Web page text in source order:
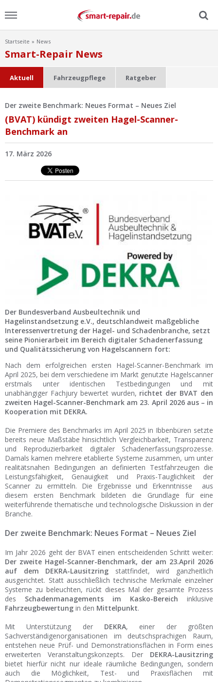
Home
Ratgeber
FAQ
Ist Ihre Werkstatt schon dabei?
Kostenlos eintragen
Werkstatt Login
Startseite News
Smart-Repair News
Aktuell Fahrzeugpflege Ratgeber
Der zweite Benchmark: Neues Format – Neues Ziel
(BVAT) kündigt zweiten Hagel-Scanner-
Benchmark an
17. März 2026
Der Bundesverband Ausbeultechnik und
Hagelinstandsetzung e.V., deutschlandweit maßgebliche
Interessenvertretung der Hagel- und Schadenbranche, setzt
seine Pionierarbeit im Bereich digitaler Schadenerfassung
und Qualitätssicherung von Hagelscannern fort:
Nach dem erfolgreichen ersten Hagel-Scanner-Benchmark im
April 2025, bei dem verschiedene im Markt genutzte Hagelscanner
erstmals unter identischen Testbedingungen und mit
unabhängiger Fachjury bewertet wurden, richtet der BVAT den
zweiten Hagel-Scanner-Benchmark am 23. April 2026 aus – in
Kooperation mit DEKRA.
Die Premiere des Benchmarks im April 2025 in Ibbenbüren setzte
bereits neue Maßstäbe hinsichtlich Vergleichbarkeit, Transparenz
und Reproduzierbarkeit digitaler Schadenerfassungsprozesse.
Damals kamen mehrere etablierte Systeme zusammen, um unter
realitätsnahen Bedingungen an definierten Testfahrzeugen die
Leistungsfähigkeit, Genauigkeit und Praxis-Tauglichkeit der
Scanner zu ermitteln. Die Ergebnisse und Erkenntnisse aus
diesem ersten Benchmark bildeten die Grundlage für eine
weiterführende thematische und technologische Diskussion in der
Branche.
Der zweite Benchmark: Neues Format – Neues Ziel
Im Jahr 2026 geht der BVAT einen entscheidenden Schritt weiter:
Der zweite Hagel-Scanner-Benchmark, der am 23.April 2026
auf dem DEKRA-Lausitzring stattfindet, wird ganzheitlich
ausgerichtet. Statt ausschließlich technische Merkmale einzelner
Systeme zu beleuchten, rückt dieses Mal der gesamte Prozess
des Schadenmanagements im Kasko-Bereich inklusive
Fahrzeugbewertung in den Mittelpunkt.
Mit Unterstützung der DEKRA, einer der größten
Sachverständigenorganisationen im deutschsprachigen Raum,
entstehen neue Prüf- und Demonstrationsflächen in Form eines
erweiterten Veranstaltungskonzepts. Der DEKRA-Lausitzring
bietet hierfür nicht nur ideale räumliche Bedingungen, sondern
auch die Möglichkeit, Test- und Praxisflächen mit